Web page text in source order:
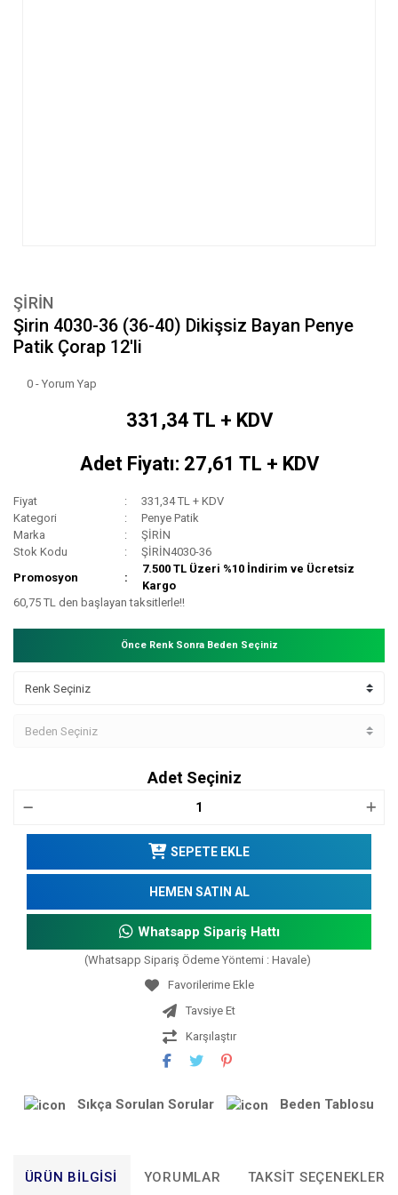
ŞİRİN
Şirin 4030-36 (36-40) Dikişsiz Bayan Penye
Patik Çorap 12'li
0 - Yorum Yap
331,34 TL + KDV
Adet Fiyatı: 27,61 TL + KDV
Fiyat
331,34 TL + KDV
Kategori
Penye Patik
Marka
ŞİRİN
Stok Kodu
ŞİRİN4030-36
Promosyon
7.500 TL Üzeri %10 İndirim ve Ücretsiz
Kargo
60,75 TL den başlayan taksitlerle!!
Önce Renk Sonra Beden Seçiniz
Adet Seçiniz
SEPETE EKLE
HEMEN SATIN AL
Whatsapp Sipariş Hattı
(Whatsapp Sipariş Ödeme Yöntemi : Havale)
Tavsiye Et
Karşılaştır
Sıkça Sorulan Sorular Beden Tablosu
ÜRÜN BILGISI YORUMLAR TAKSIT SEÇENEKLERI